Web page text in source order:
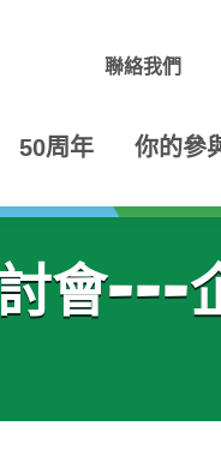
聯絡我們
50周年 你的參
會---